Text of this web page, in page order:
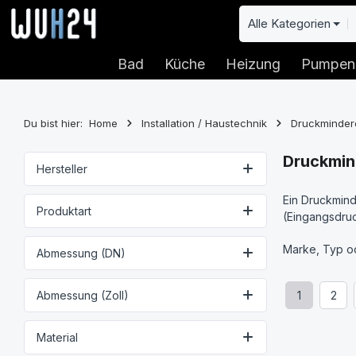
Hauptinhalt springen
Zur Suche springen
Zur Hauptnavigation springen Alle Kategorien
Bad Küche Heizung Pumpen
Du bist hier: Home Installation / Haustechnik
Hersteller
Produktart
Abmessung (DN)
Abmessung (Zoll)
Material
Ein
Marke, Typ
Seite
1 2